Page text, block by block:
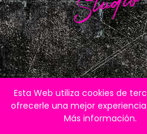
Esta Web utiliza cookies de
ofrecerle una mejor
Más información.